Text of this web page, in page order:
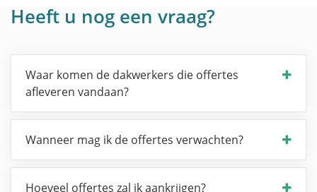
Heeft u nog een vraag?
Waar komen de dakwerkers die offertes
afleveren vandaan?
Wanneer mag ik de offertes verwachten?
Hoeveel offertes zal ik aankrijgen?